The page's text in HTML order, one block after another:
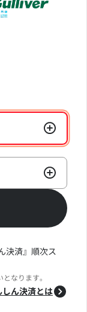
決済』順次ス
なります。
しん決済とは